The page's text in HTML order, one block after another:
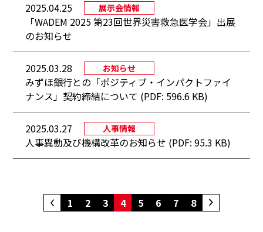
2025.04.25 展示会情報
「WADEM 2025 第23回世界災害救急医学会」出展
のお知らせ
2025.03.28 お知らせ
みずほ銀行との「ポジティブ・インパクトファイ
ナンス」契約締結について (PDF: 596.6 KB)
2025.03.27 人事情報
人事異動及び機構改革のお知らせ (PDF: 95.3 KB)
1 2 3 4 5 6 7 8